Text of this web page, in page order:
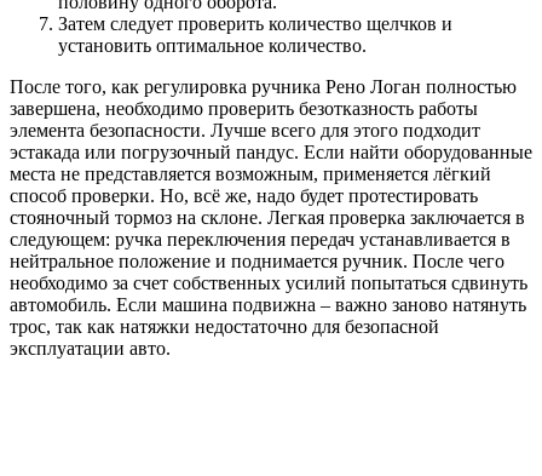
Затем следует проверить количество щелчков и
установить оптимальное количество.
После того, как регулировка ручника Рено Логан полностью
завершена, необходимо проверить безотказность работы
элемента безопасности. Лучше всего для этого подходит
эстакада или погрузочный пандус. Если найти оборудованные
места не представляется возможным, применяется лёгкий
способ проверки. Но, всё же, надо будет протестировать
стояночный тормоз на склоне. Легкая проверка заключается в
следующем: ручка переключения передач устанавливается в
нейтральное положение и поднимается ручник. После чего
необходимо за счет собственных усилий попытаться сдвинуть
автомобиль. Если машина подвижна – важно заново натянуть
трос, так как натяжки недостаточно для безопасной
эксплуатации авто.